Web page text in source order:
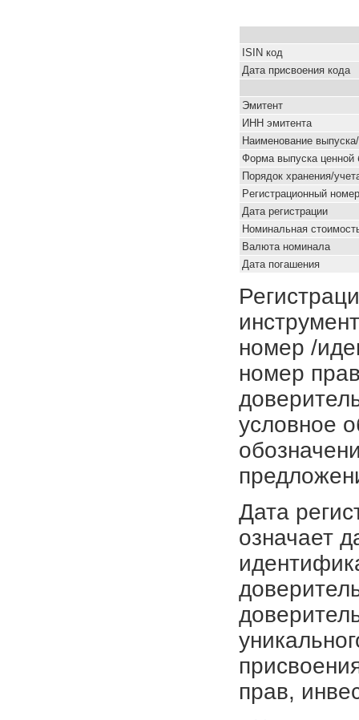
ISIN код
Дата присвоения кода
Эмитент
ИНН эмитента
Наименование
Форма выпуска ценной
Порядок хранения/
Pегистрационный номер
Дата регистрации
Номинальная
Валюта номинала
Дата погашения
номер /
номер
условное
Дата
означает
прав,